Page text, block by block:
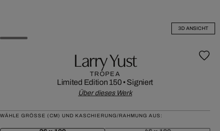
3D ANSICHT
Larry Yust
TROPEA
Limited Edition 150• Signiert
Über dieses Werk
WÄHLE GRÖSSE (CM) UND KASCHIERUNG/RAHMUNG AUS: